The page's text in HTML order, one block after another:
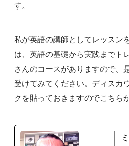
す。
私が英語の講師としてレッスン
は、英語の基礎から実践までト
さんのコースがありますので、
受けてみてください。ディスカ
クを貼っておきますのでこちら